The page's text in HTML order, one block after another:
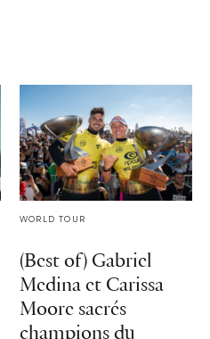
WORLD TOUR
(Best of) Gabriel
Medina et Carissa
Moore sacrés
champions du